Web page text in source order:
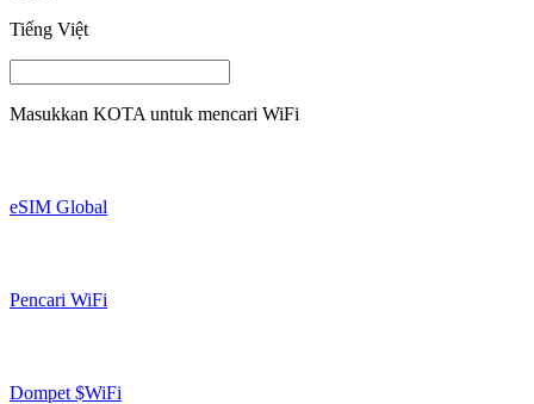
Tiếng Việt
Masukkan KOTA untuk mencari WiFi
eSIM Global
Pencari WiFi
Dompet $WiFi